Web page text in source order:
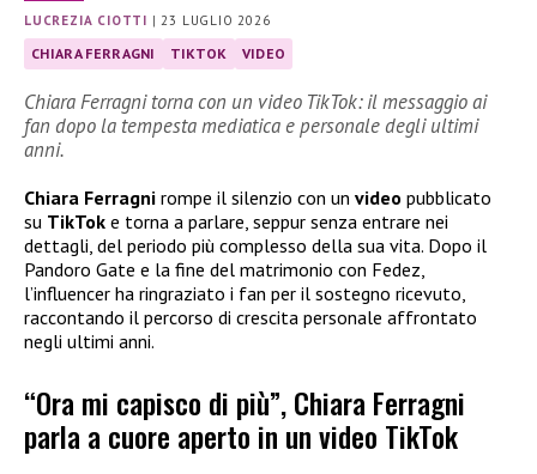
LUCREZIA CIOTTI |23 LUGLIO 2026
CHIARA FERRAGNI TIKTOK VIDEO
Chiara Ferragni torna con un video TikTok: il messaggio ai
fan dopo la tempesta mediatica e personale degli ultimi
anni.
Chiara Ferragni rompe il silenzio con un video pubblicato
su TikTok e torna a parlare, seppur senza entrare nei
dettagli, del periodo più complesso della sua vita. Dopo il
Pandoro Gate e la fine del matrimonio con Fedez,
l’influencer ha ringraziato i fan per il sostegno ricevuto,
raccontando il percorso di crescita personale affrontato
negli ultimi anni.
“Ora mi capisco di più”, Chiara Ferragni
parla a cuore aperto in un video TikTok